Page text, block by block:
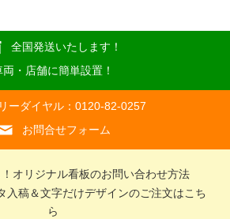
全国発送いたします！
両・店舗に簡単設置！
ーダイヤル：0120-82-0257
お問合せフォーム
！オリジナル看板のお問い合わせ方法
入稿＆文字だけデザインのご注文はこち
ら